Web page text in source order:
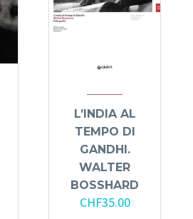
L’INDIA AL
TEMPO DI
GANDHI.
WALTER
BOSSHARD
CHF35.00